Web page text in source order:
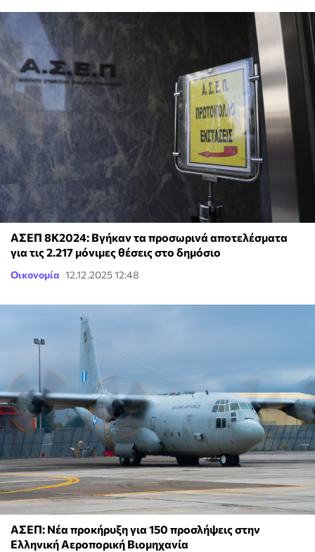
ΑΣΕΠ 8Κ2024: Βγήκαν τα προσωρινά αποτελέσματα
για τις 2.217 μόνιμες θέσεις στο δημόσιο
Οικονομία 12.12.2025 12:48
ΑΣΕΠ: Νέα προκήρυξη για 150 προσλήψεις στην
Ελληνική Αεροπορική Βιομηχανία